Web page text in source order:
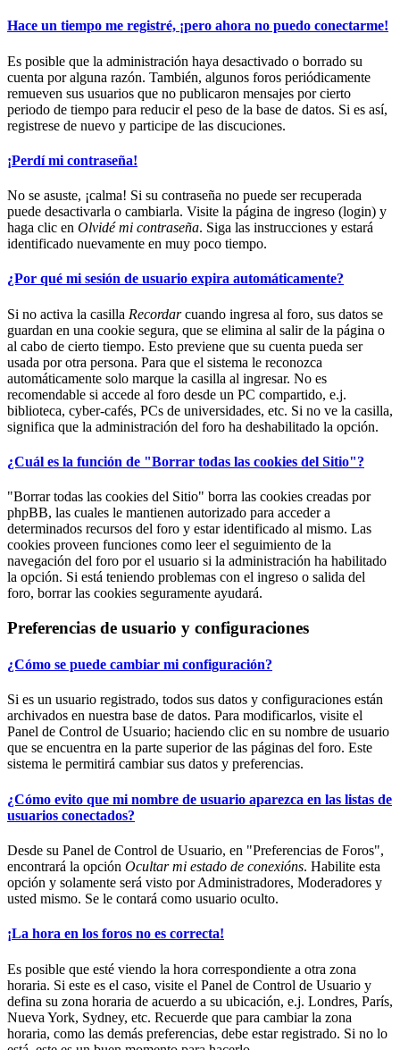
Hace un tiempo me registré, ¡pero ahora no puedo conectarme!
Es posible que la administración haya desactivado o borrado su
cuenta por alguna razón. También, algunos foros periódicamente
remueven sus usuarios que no publicaron mensajes por cierto
periodo de tiempo para reducir el peso de la base de datos. Si es así,
registrese de nuevo y participe de las discuciones.
¡Perdí mi contraseña!
No se asuste, ¡calma! Si su contraseña no puede ser recuperada
puede desactivarla o cambiarla. Visite la página de ingreso (login) y
haga clic en Olvidé mi contraseña. Siga las instrucciones y estará
identificado nuevamente en muy poco tiempo.
¿Por qué mi sesión de usuario expira automáticamente?
Si no activa la casilla Recordarcuando ingresa al foro, sus datos se
guardan en una cookie segura, que se elimina al salir de la página o
al cabo de cierto tiempo. Esto previene que su cuenta pueda ser
usada por otra persona. Para que el sistema le reconozca
automáticamente solo marque la casilla al ingresar. No es
recomendable si accede al foro desde un PC compartido, e.j.
biblioteca, cyber-cafés, PCs de universidades, etc. Si no ve la casilla,
significa que la administración del foro ha deshabilitado la opción.
¿Cuál es la función de "Borrar todas las cookies del Sitio"?
"Borrar todas las cookies del Sitio" borra las cookies creadas por
phpBB, las cuales le mantienen autorizado para acceder a
determinados recursos del foro y estar identificado al mismo. Las
cookies proveen funciones como leer el seguimiento de la
navegación del foro por el usuario si la administración ha habilitado
la opción. Si está teniendo problemas con el ingreso o salida del
foro, borrar las cookies seguramente ayudará.
Preferencias de usuario y configuraciones
¿Cómo se puede cambiar mi configuración?
Si es un usuario registrado, todos sus datos y configuraciones están
archivados en nuestra base de datos. Para modificarlos, visite el
Panel de Control de Usuario; haciendo clic en su nombre de usuario
que se encuentra en la parte superior de las páginas del foro. Este
sistema le permitirá cambiar sus datos y preferencias.
¿Cómo evito que mi nombre de usuario aparezca en las listas de
usuarios conectados?
Desde su Panel de Control de Usuario, en "Preferencias de Foros",
encontrará la opción Ocultar mi estado de conexións. Habilite esta
opción y solamente será visto por Administradores, Moderadores y
usted mismo. Se le contará como usuario oculto.
¡La hora en los foros no es correcta!
Es posible que esté viendo la hora correspondiente a otra zona
horaria. Si este es el caso, visite el Panel de Control de Usuario y
defina su zona horaria de acuerdo a su ubicación, e.j. Londres, París,
Nueva York, Sydney, etc. Recuerde que para cambiar la zona
horaria, como las demás preferencias, debe estar registrado. Si no lo